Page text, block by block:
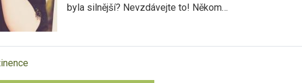
byla silnější? Nevzdávejte to! Někom…